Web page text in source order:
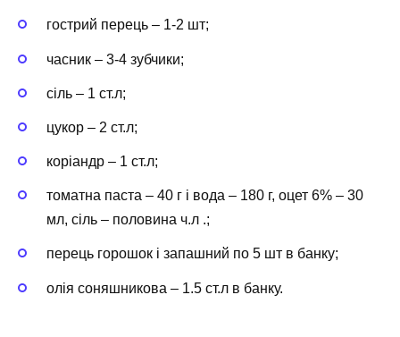
гострий перець – 1-2 шт;
часник – 3-4 зубчики;
сіль – 1 ст.л;
цукор – 2 ст.л;
коріандр – 1 ст.л;
томатна паста – 40 г і вода – 180 г, оцет 6% – 30
мл, сіль – половина ч.л .;
перець горошок і запашний по 5 шт в банку;
олія соняшникова – 1.5 ст.л в банку.